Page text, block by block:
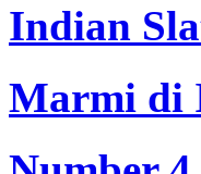
Indian
Marmi di